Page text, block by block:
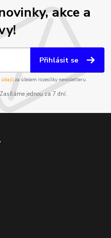
akce a
Přihlásit se
údajůza účelem rozesílky newsletteru.
jednou za 7 dní.